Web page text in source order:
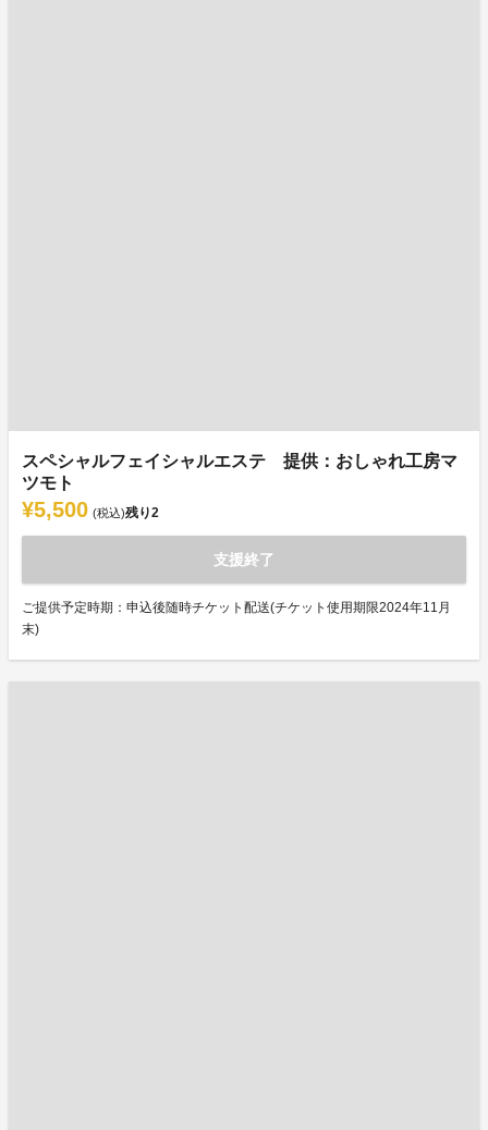
スペシャルフェイシャルエステ 提供：おしゃれ工房マ
ツモト
¥5,500 (税込)残り2
支援終了
ご提供予定時期：申込後随時チケット配送(チケット使用期限2024年11月
末)